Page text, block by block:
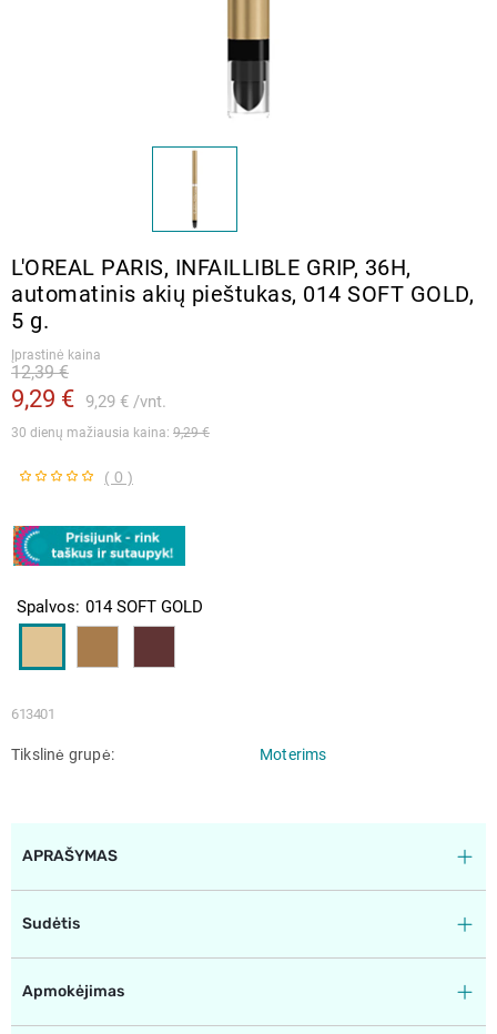
L'OREAL PARIS, INFAILLIBLE GRIP, 36H,
automatinis akių pieštukas, 014 SOFT GOLD,
5 g.
Įprastinė kaina
9,29 € 9,29 € vnt.
12,39 €
30 dienų mažiausia kaina: 9,29 €
( 0 )
613401
Spalvos 014 SOFT GOLD
Tikslinė grupė Moterims
APRAŠYMAS
Sudėtis
Apmokėjimas